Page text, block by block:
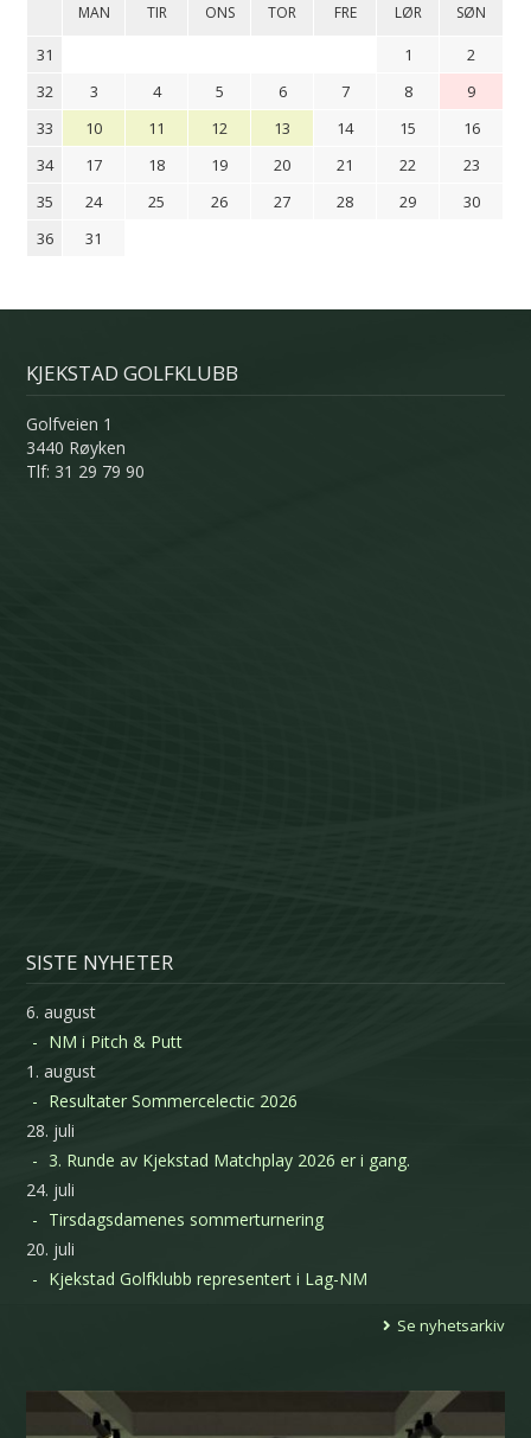
MAN TIR ONS TOR FRE LØR SØN
31 1
2
32
3 4 5 6 7 8
9
33
10 11 12 13 14 15
16
34
17 18 19 20 21 22
23
35
24 25 26 27 28 29
30
36
31
KJEKSTAD GOLFKLUBB
Golfveien 1
3440 Røyken
Tlf: 31 29 79 90
SISTE NYHETER
6. august
NM i Pitch & Putt
1. august
Resultater Sommercelectic 2026
28. juli
3. Runde av Kjekstad Matchplay 2026 er i gang.
24. juli
Tirsdagsdamenes sommerturnering
20. juli
Kjekstad Golfklubb representert i Lag-NM
Se nyhetsarkiv